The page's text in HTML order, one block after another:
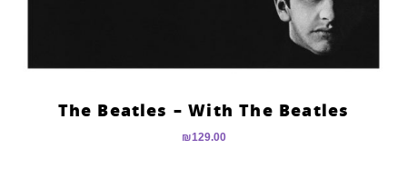
The Beatles – With The Beatles
₪129.00